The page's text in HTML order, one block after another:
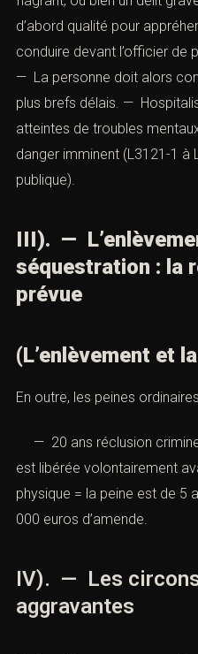
flagrant, ou bien un délit
d’abord qualité pour
conduire devant l’officier de
proche. — La personne doit
autorités dans les plus
des personnes atteintes de
l’hypothèse d’un danger
III). —
séquestration : la
— 20 ans réclusion
est libérée volontairement
physique = la peine est de 5
IV). — Les